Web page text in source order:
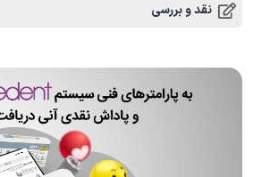
نقد و بررسی